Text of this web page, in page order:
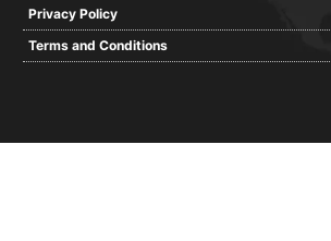
Privacy Policy
Terms and Conditions